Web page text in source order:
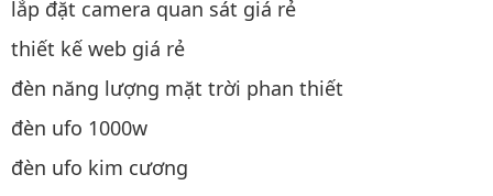
lắp đặt camera quan sát giá rẻ
thiết kế web giá rẻ
đèn năng lượng mặt trời phan thiết
đèn ufo 1000w
đèn ufo kim cương